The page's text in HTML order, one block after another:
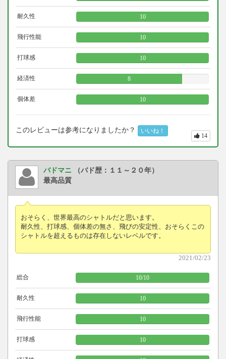
耐久性 10
飛行性能 10
打球感 10
経済性 8
個体差 10
このレビューは参考になりましたか？ いいね！
14
バドマニ
（バド歴：１１～２０年）
最高品質
おそらく、世界最高のシャトルだと思います。
耐久性、打球感、個体差の無さ、飛びの安定性、おそらくこの
シャトルを超えるものは存在しないレベルです。
2021/02/23
総合 10/10
耐久性 10
飛行性能 10
打球感 10